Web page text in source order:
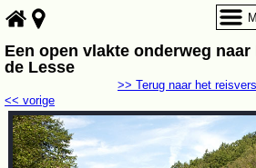
Een open vlakte onderweg
de Lesse
<< vorige
>> Terug naar het